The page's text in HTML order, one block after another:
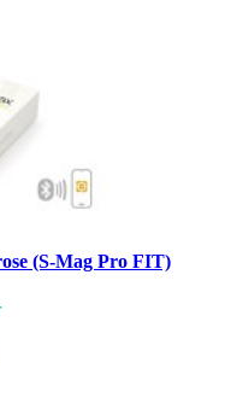
(S-Mag Pro FIT)